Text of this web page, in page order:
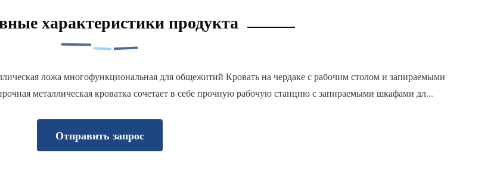
характеристики продукта
ложа многофункциональная для общежитий Кровать на чердаке с рабочим столом и запираемыми
металлическая кроватка сочетает в себе прочную рабочую станцию с запираемыми шкафами дл...
Отправить запрос